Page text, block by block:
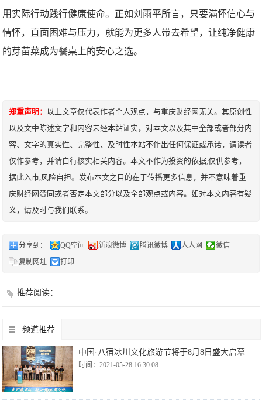
用实际行动践行健康使命。正如刘雨平所言，只要满怀信心与
情怀，直面困难与压力，就能为更多人带去希望，让纯净健康
的芽苗菜成为餐桌上的安心之选。
郑重声明： 以上文章仅代表作者个人观点，与重庆财经网无关。其原创性
以及文中陈述文字和内容未经本站证实，对本文以及其中全部或者部分内
容、文字的真实性、完整性、及时性本站不作出任何保证或承诺，请读者
仅作参考，并请自行核实相关内容。本文不作为投资的依据,仅供参考，
据此入市,风险自担。发布本文之目的在于传播更多信息，并不意味着重
庆财经网赞同或者否定本文部分以及全部观点或内容。如对本文内容有疑
义，请及时与我们联系。
分享到： QQ空间 新浪微博 腾讯微博 人人网
微信
复制网址
打印
推荐阅读：
频道推荐
中国·八宿冰川文化旅游节将于8月8日盛大启幕
时间：2021-05-28 16:30:08